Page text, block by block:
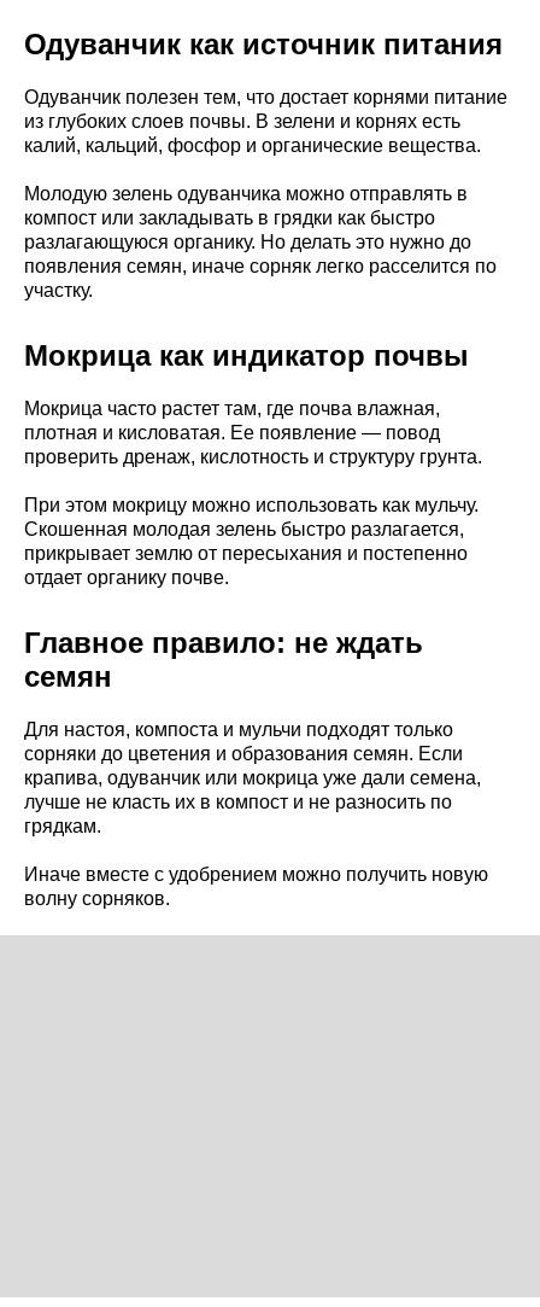
Одуванчик как источник питания
Одуванчик полезен тем, что достает корнями питание
из глубоких слоев почвы. В зелени и корнях есть
калий, кальций, фосфор и органические вещества.
Молодую зелень одуванчика можно отправлять в
компост или закладывать в грядки как быстро
разлагающуюся органику. Но делать это нужно до
появления семян, иначе сорняк легко расселится по
участку.
Мокрица как индикатор почвы
Мокрица часто растет там, где почва влажная,
плотная и кисловатая. Ее появление — повод
проверить дренаж, кислотность и структуру грунта.
При этом мокрицу можно использовать как мульчу.
Скошенная молодая зелень быстро разлагается,
прикрывает землю от пересыхания и постепенно
отдает органику почве.
Главное правило: не ждать
семян
Для настоя, компоста и мульчи подходят только
сорняки до цветения и образования семян. Если
крапива, одуванчик или мокрица уже дали семена,
лучше не класть их в компост и не разносить по
грядкам.
Иначе вместе с удобрением можно получить новую
волну сорняков.